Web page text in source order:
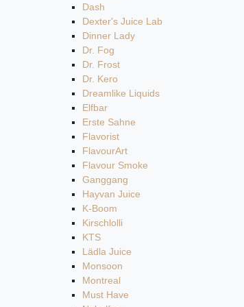
Dash
Dexter's Juice Lab
Dinner Lady
Dr. Fog
Dr. Frost
Dr. Kero
Dreamlike Liquids
Elfbar
Erste Sahne
Flavorist
FlavourArt
Flavour Smoke
Ganggang
Hayvan Juice
K-Boom
Kirschlolli
KTS
Lädla Juice
Monsoon
Montreal
Must Have